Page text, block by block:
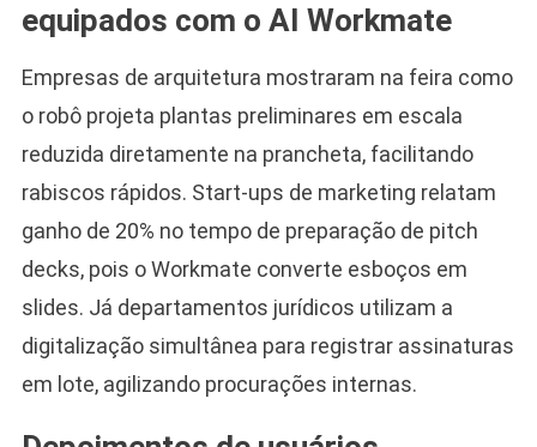
equipados com o AI Workmate
Empresas de arquitetura mostraram na feira como
o robô projeta plantas preliminares em escala
reduzida diretamente na prancheta, facilitando
rabiscos rápidos. Start-ups de marketing relatam
ganho de 20% no tempo de preparação de pitch
decks, pois o Workmate converte esboços em
slides. Já departamentos jurídicos utilizam a
digitalização simultânea para registrar assinaturas
em lote, agilizando procurações internas.